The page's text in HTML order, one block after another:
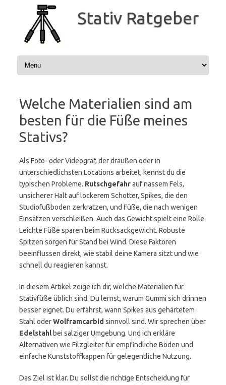
springen
Stativ Ratgeber
Welche Materialien sind am
besten für die Füße meines
Stativs?
Als Foto- oder Videograf, der draußen oder in
unterschiedlichsten Locations arbeitet, kennst du die
typischen Probleme. Rutschgefahrauf nassem Fels,
unsicherer Halt auf lockerem Schotter, Spikes, die den
Studiofußboden zerkratzen, und Füße, die nach wenigen
Einsätzen verschleißen. Auch das Gewicht spielt eine Rolle.
Leichte Füße sparen beim Rucksackgewicht. Robuste
Spitzen sorgen für Stand bei Wind. Diese Faktoren
beeinflussen direkt, wie stabil deine Kamera sitzt und wie
schnell du reagieren kannst.
In diesem Artikel zeige ich dir, welche Materialien für
Stativfüße üblich sind. Du lernst, warum Gummi sich drinnen
besser eignet. Du erfährst, wann Spikes aus gehärtetem
Stahl oderWolframcarbid sinnvoll sind. Wir sprechen über
Edelstahlbei salziger Umgebung. Und ich erkläre
Alternativen wie Filzgleiter für empfindliche Böden und
einfache Kunststoffkappen für gelegentliche Nutzung.
Das Ziel ist klar. Du sollst die richtige Entscheidung für